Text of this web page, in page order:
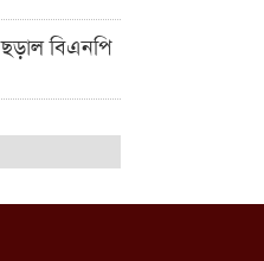
ছড়াল বিএনপি
ইসমাইল-